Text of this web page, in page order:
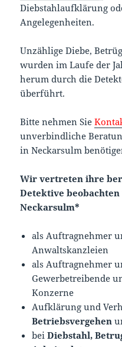
Diebstahlaufklärung
Angelegenheiten.
Unzählige Diebe,
wurden im Laufe der
herum durch die
überführt.
Bitte nehmen Sie
unverbindliche
in Neckarsulm
Wir vertreten ihre
Detektive
Neckarsulm*
als Auftragnehmer
Anwaltskanzleien
als Auftragnehmer
Gewerbetreibende
Konzerne
Aufklärung und
Betriebsvergehen
beiDiebstahl,